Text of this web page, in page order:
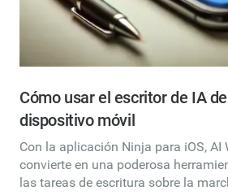
Cómo usar el escritor de IA
dispositivo móvil
Con la aplicación Ninja para iOS, AI
convierte en una poderosa
las tareas de escritura sobre la